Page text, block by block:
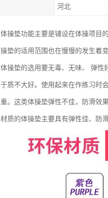
河北
体操垫功能主要是铺设在体操项目
操垫的适用范围也在慢慢的发生着
体操垫的选用要无毒、无味、 弹性
于质不大好。使用起来在作练习时
重。这类体操垫弹性不佳，防滑效
材质的体操垫主要具有弹性佳、防